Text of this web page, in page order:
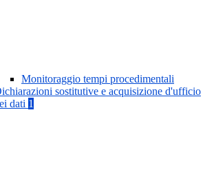
Monitoraggio tempi procedimentali
sostitutive e acquisizione d'ufficio
dati 1